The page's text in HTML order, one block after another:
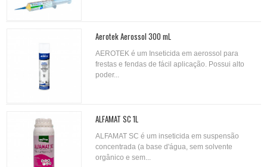
Aerotek Aerossol 300 mL
AEROTEK é um Inseticida em aerossol para
frestas e fendas de fácil aplicação. Possui alto
poder...
ALFAMAT SC 1L
ALFAMAT SC é um inseticida em suspensão
concentrada (a base d'água, sem solvente
orgânico e sem...